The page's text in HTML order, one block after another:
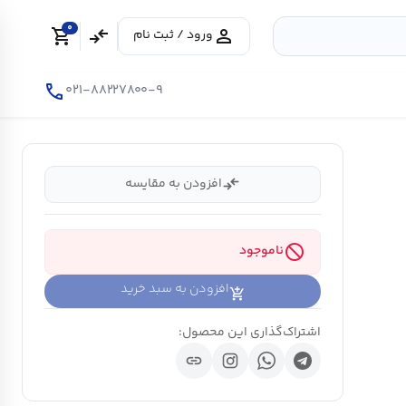
person ورود / ثبت نام compare_arrows
shopping_cart
0
۰۲۱-۸۸۲۲۷۸۰۰-۹call
compare_arrowsافزودن به مقایسه
blockناموجود
افزودن به سبد خرید
اشتراک‌گذاری این محصول:
link